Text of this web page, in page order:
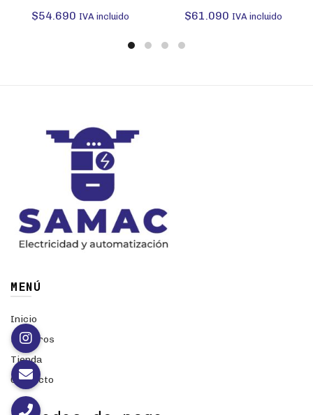
$54.690 IVA incluido $61.090 IVA incluido
MENÚ
Inicio
Nosotros
Tienda
Contacto